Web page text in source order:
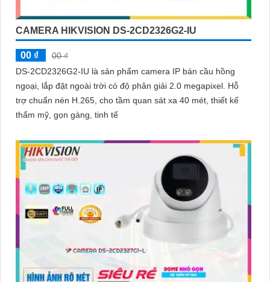
CAMERA HIKVISION DS-2CD2326G2-IU
00 ₫
00 ₫
DS-2CD2326G2-IU là sản phẩm camera IP bán cầu hồng
ngoại, lắp đặt ngoài trời có độ phân giải 2.0 megapixel. Hỗ
trợ chuẩn nén H.265, cho tầm quan sát xa 40 mét, thiết kế
thẩm mỹ, gọn gàng, tinh tế